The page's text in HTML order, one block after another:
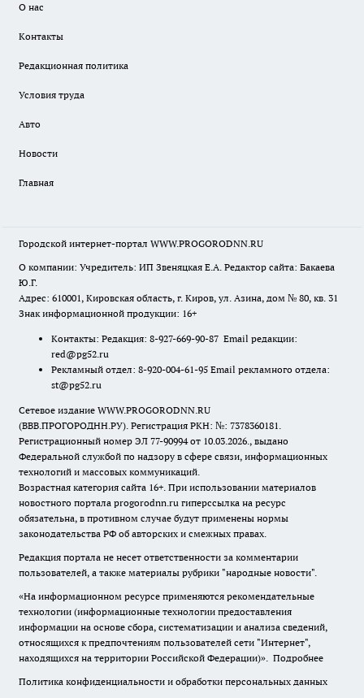
О нас
Контакты
Редакционная политика
Условия труда
Авто
Новости
Главная
Городской интернет-портал WWW.PROGORODNN.RU
О компании: Учредитель: ИП Звеняцкая Е.А. Редактор сайта: Бакаева
Ю.Г.
Адрес: 610001, Кировская область, г. Киров, ул. Азина, дом № 80, кв. 31
Знак информационной продукции: 16+
Контакты: Редакция: 8-927-669-90-87 Email редакции:
red@pg52.ru
Рекламный отдел: 8-920-004-61-95 Email рекламного отдела:
st@pg52.ru
Сетевое издание WWW.PROGORODNN.RU
(ВВВ.ПРОГОРОДНН.РУ). Регистрация РКН: №: 7378360181.
Регистрационный номер ЭЛ 77-90994 от 10.03.2026., выдано
Федеральной службой по надзору в сфере связи, информационных
технологий и массовых коммуникаций.
Возрастная категория сайта 16+. При использовании материалов
новостного портала progorodnn.ru гиперссылка на ресурс
обязательна, в противном случае будут применены нормы
законодательства РФ об авторских и смежных правах.
Редакция портала не несет ответственности за комментарии
пользователей, а также материалы рубрики "народные новости".
«На информационном ресурсе применяются рекомендательные
технологии (информационные технологии предоставления
информации на основе сбора, систематизации и анализа сведений,
относящихся к предпочтениям пользователей сети "Интернет",
находящихся на территории Российской Федерации)». Подробнее
Политика конфиденциальности и обработки персональных данных